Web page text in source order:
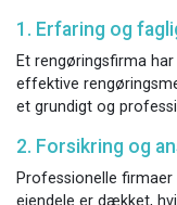
1. Erfaring og
Et rengøringsfirma
effektive
et grundigt og
2. Forsikring og
Professionelle
ejendele er dækket,